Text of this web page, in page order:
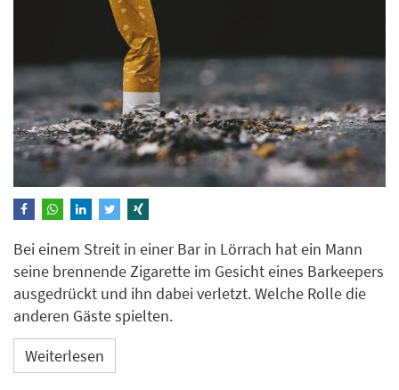
Bei einem Streit in einer Bar in Lörrach hat ein Mann
seine brennende Zigarette im Gesicht eines Barkeepers
ausgedrückt und ihn dabei verletzt. Welche Rolle die
anderen Gäste spielten.
Weiterlesen